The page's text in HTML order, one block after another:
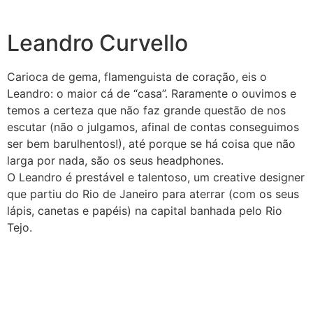
Leandro Curvello
Carioca de gema, flamenguista de coração, eis o
Leandro: o maior cá de “casa”. Raramente o ouvimos e
temos a certeza que não faz grande questão de nos
escutar (não o julgamos, afinal de contas conseguimos
ser bem barulhentos!), até porque se há coisa que não
larga por nada, são os seus headphones.
O Leandro é prestável e talentoso, um creative designer
que partiu do Rio de Janeiro para aterrar (com os seus
lápis, canetas e papéis) na capital banhada pelo Rio
Tejo.